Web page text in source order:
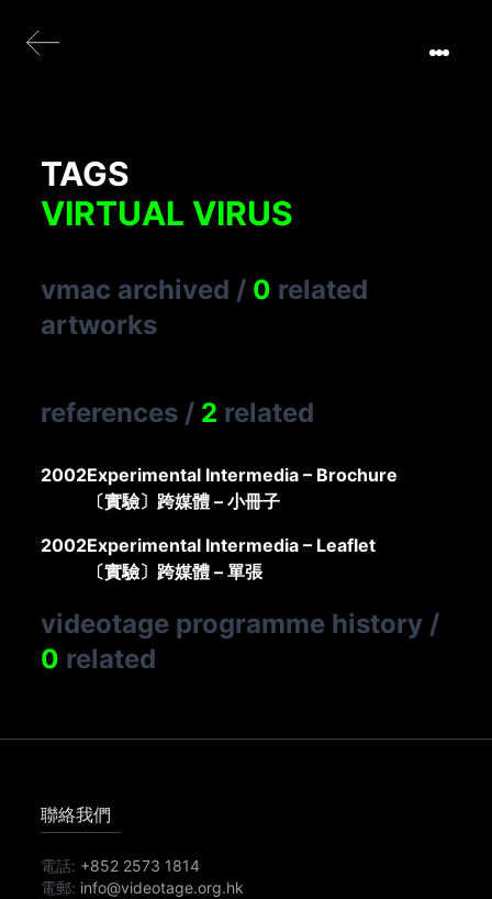
TAGS
VIRTUAL VIRUS
vmac archived / 0 related
artworks
references / 2 related
2002Experimental Intermedia – Brochure
〔實驗〕跨媒體 – 小冊子
2002Experimental Intermedia – Leaflet
〔實驗〕跨媒體 – 單張
videotage programme history /
0 related
聯絡我們
電話: +852 2573 1814
電郵: info@videotage.org.hk